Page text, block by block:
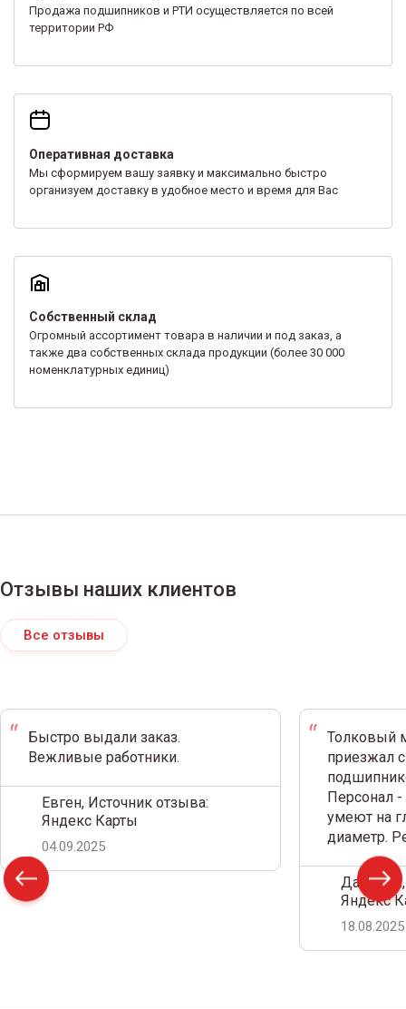
Продажа подшипников и РТИ осуществляется по всей
территории РФ
Оперативная доставка
Мы сформируем вашу заявку и максимально быстро
организуем доставку в удобное место и время для Вас
Собственный склад
Огромный ассортимент товара в наличии и под заказ, а
также два собственных склада продукции (более 30 000
номенклатурных единиц)
Отзывы наших клиентов
Все отзывы
Быстро выдали заказ.
Вежливые работники.
Евген, Источник отзыва:
Яндекс Карты
04.09.2025
Толковый
приезжал
Персонал
умеют на
диаметр.
Дамир
Яндекс
18.08.2025